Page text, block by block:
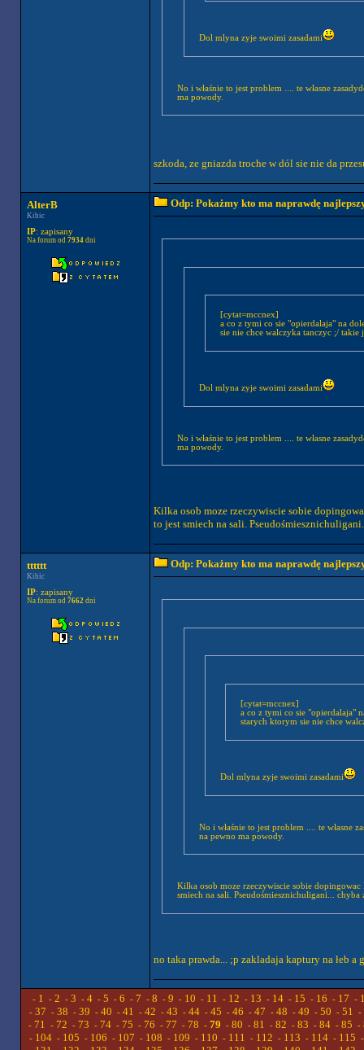
Dol mlyna zyje swoimi zasadami
No i właśnie to jest problem .... te własne
ma powody.
szkoda, ze gniazda troche w dól sie nie da
AlterB
Kibic
IP: zapisany
Na forum od 7934dni
Odp: Pokażmy kto ma naprawdę
[cytat=mccnex]
a co z tymi co sie "opierdalaja" na
sie nie chce walczyka tanczyc ;/ takie
Dol mlyna zyje swoimi zasadami
No i właśnie to jest problem .... te własne
ma powody.
Kilka osob moze rzeczywiscie sobie
to jest smiech na sali.
tttttt
Kibic
IP: zapisany
Na forum od 7662dni
Odp: Pokażmy kto ma naprawdę
[cytat=mccnex]
a co z tymi co sie "opierdalaja"
starych ktorym sie nie chce
Dol mlyna zyje swoimi zasadami
No i właśnie to jest problem .... te własne
na pewno ma powody.
Kilka osob moze rzeczywiscie sobie dopingowac lub klasc laske. Nie powinien nikt do nich miec pretensji . Jednak wiekszosc "osob z dolu " to jest
smiech na sali.
no taka prawda... ;p zakladaja kaptury na łeb
- 1 - 2 - 3 - 4 - 5 - 6 - 7 - 8 - 9 - 10 - 11 - 12 - 13 - 14 - 15 - 16 - 17 -
- 37 - 38 - 39 - 40 - 41 - 42 - 43 - 44- 45 - 46 - 47 - 48 - 49 - 50 - 51 -
- 71 - 72 - 73 - 74 - 75 - 76 - 77 - 78 - 79 - 80 - 81 - 82 - 83 - 84 - 85 -
- 104- 105 - 106 - 107 - 108 - 109 - 110 - 111 - 112 - 113 - 114- 115